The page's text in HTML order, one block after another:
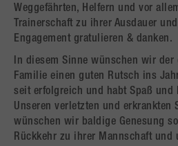
Weggefährten, Helfern und vor
Trainerschaft zu ihrer Ausdauer
Engagement gratulieren & danken.
In diesem Sinne wünschen wir der
Familie einen guten Rutsch ins
seit erfolgreich und habt Spaß und
Unseren verletzten und erkrankten
wünschen wir baldige Genesung
Rückkehr zu ihrer Mannschaft und